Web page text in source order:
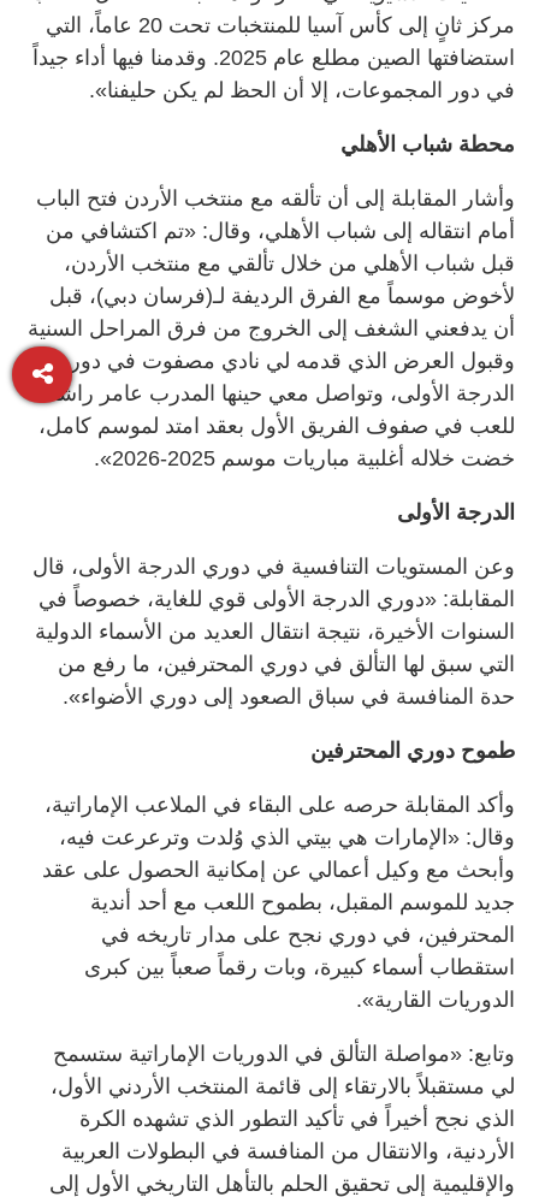
مركز ثانٍ إلى كأس آسيا للمنتخبات تحت 20 عاماً، التي
استضافتها الصين مطلع عام 2025. وقدمنا فيها أداء جيداً
في دور المجموعات، إلا أن الحظ لم يكن حليفنا».
محطة شباب الأهلي
وأشار المقابلة إلى أن تألقه مع منتخب الأردن فتح الباب
أمام انتقاله إلى شباب الأهلي، وقال: «تم اكتشافي من
قبل شباب الأهلي من خلال تألقي مع منتخب الأردن،
لأخوض موسماً مع الفرق الرديفة لـ(فرسان دبي)، قبل
أن يدفعني الشغف إلى الخروج من فرق المراحل السنية
وقبول العرض الذي قدمه لي نادي مصفوت في دوري
الدرجة الأولى، وتواصل معي حينها المدرب عامر راشد
للعب في صفوف الفريق الأول بعقد امتد لموسم كامل،
خضت خلاله أغلبية مباريات موسم 2025-2026».
الدرجة الأولى
وعن المستويات التنافسية في دوري الدرجة الأولى، قال
المقابلة: «دوري الدرجة الأولى قوي للغاية، خصوصاً في
السنوات الأخيرة، نتيجة انتقال العديد من الأسماء الدولية
التي سبق لها التألق في دوري المحترفين، ما رفع من
حدة المنافسة في سباق الصعود إلى دوري الأضواء».
طموح دوري المحترفين
وأكد المقابلة حرصه على البقاء في الملاعب الإماراتية،
وقال: «الإمارات هي بيتي الذي وُلدت وترعرعت فيه،
وأبحث مع وكيل أعمالي عن إمكانية الحصول على عقد
جديد للموسم المقبل، بطموح اللعب مع أحد أندية
المحترفين، في دوري نجح على مدار تاريخه في
استقطاب أسماء كبيرة، وبات رقماً صعباً بين كبرى
الدوريات القارية».
وتابع: «مواصلة التألق في الدوريات الإماراتية ستسمح
لي مستقبلاً بالارتقاء إلى قائمة المنتخب الأردني الأول،
الذي نجح أخيراً في تأكيد التطور الذي تشهده الكرة
الأردنية، والانتقال من المنافسة في البطولات العربية
والإقليمية إلى تحقيق الحلم بالتأهل التاريخي الأول إلى